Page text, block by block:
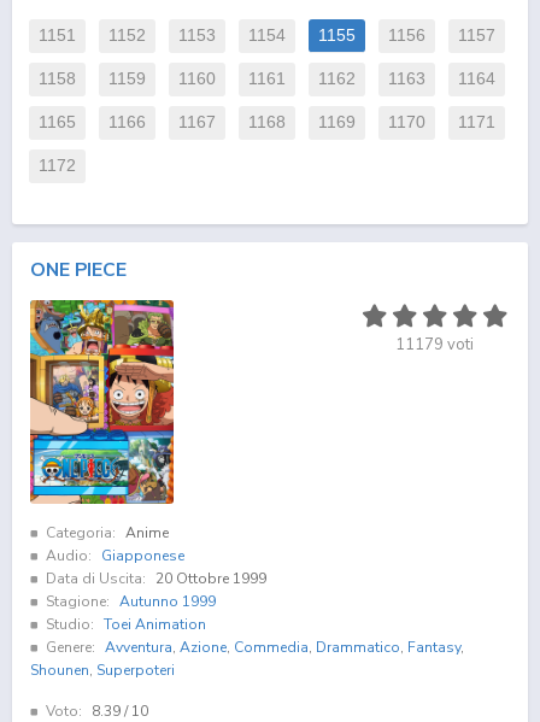
1151 1152 1153 1154 1155 1156 1157
1158 1159 1160 1161 1162 1163 1164
1165 1166 1167 1168 1169 1170 1171
1172
ONE PIECE
11179 voti
Categoria: Anime
Audio:
Giapponese
Data di Uscita:
20 Ottobre 1999
Stagione: Autunno 1999
Studio: Toei Animation
Genere: Avventura, Azione, Commedia, Drammatico, Fantasy,
Shounen, Superpoteri
Voto: 8.39/ 10